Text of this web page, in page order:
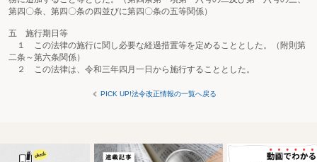
第四〇条、第四〇条の四並びに第四〇条の五等関係）
五 施行期日等
１ この法律の施行に関し必要な経過措置等を定めることとした。（附則第
二条～第六条関係）
２ この法律は、令和三年四月一日から施行することとした。
PICK UP!法令改正情報の一覧へ戻る